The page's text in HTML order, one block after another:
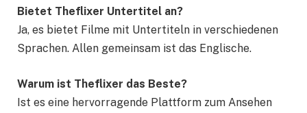
Bietet Theflixer Untertitel an?
Ja, es bietet Filme mit Untertiteln in verschiedenen
Sprachen. Allen gemeinsam ist das Englische.
Warum ist Theflixer das Beste?
Ist es eine hervorragende Plattform zum Ansehen